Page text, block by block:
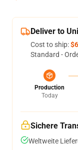
Deliver to
Cost to ship:
Standard -
Production
Today
Sichere
Weltweite